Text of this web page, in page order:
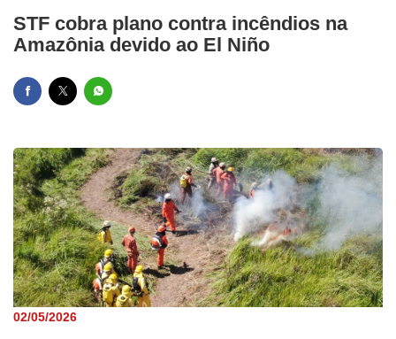
STF cobra plano contra incêndios na
Amazônia devido ao El Niño
02/05/2026